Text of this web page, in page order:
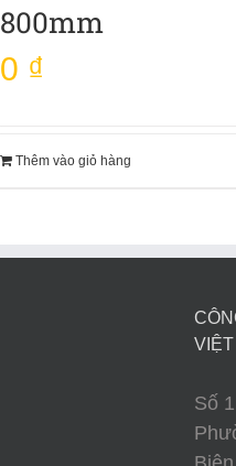
800mm
0 ₫
Thêm vào giỏ hàng
Số